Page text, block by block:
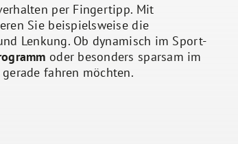
per Fingertipp. Mit
Sie beispielsweise die
Lenkung. Ob dynamisch im Sport-
oder besonders sparsam im
fahren möchten.